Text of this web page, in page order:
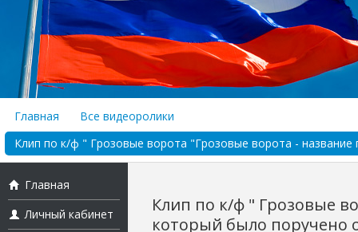
Главная
Все видеоролики
Клип по к/ф " Грозовые ворота "Грозовые ворота -
Главная
Личный кабинет
Клип по к/ф " Грозовые
который было поручено